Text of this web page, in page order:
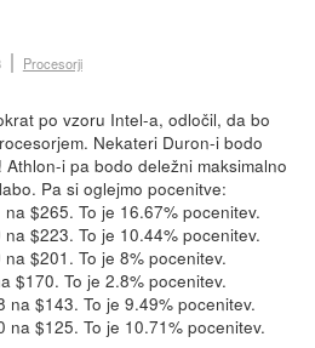
Procesorji
po vzoru Intel-a, odločil, da bo
Nekateri Duron-i bodo
i pa bodo deležni maksimalno
Pa si oglejmo pocenitve:
$265. To je 16.67% pocenitev.
$223. To je 10.44% pocenitev.
$201. To je 8% pocenitev.
$170. To je 2.8% pocenitev.
na $143. To je 9.49% pocenitev.
na $125. To je 10.71% pocenitev.